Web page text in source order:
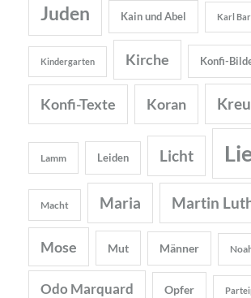
Juden Kain und Abel Karl
Kindergarten Kirche Konfi-
Konfi-Texte Koran
Lamm Leiden Licht
Macht Maria Martin
Mose Mut Männer
Odo Marquard Opfer